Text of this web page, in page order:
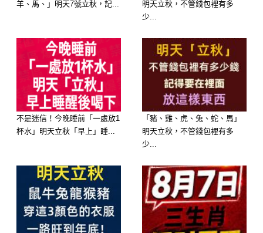
機會。
屬羊人在這一階段的幸福感，不是來自
外在成就，而是來自「終於不用再硬
撐」。
71歲的羊：福氣回流，重情但更自在的
晚年
71歲之後的屬羊人，整體能量會進入一
種「回歸本心」的狀態。
關鍵字：平靜、福報、人情溫度
羊、馬、」明天7號立秋，記...
明天立秋，不管錢包裡有多
少...
不是迷信！今晚睡前「一處放1
杯水」明天立秋「早上」睡...
「豬、雞、虎、兔、蛇、馬」
明天立秋，不管錢包裡有多
少...